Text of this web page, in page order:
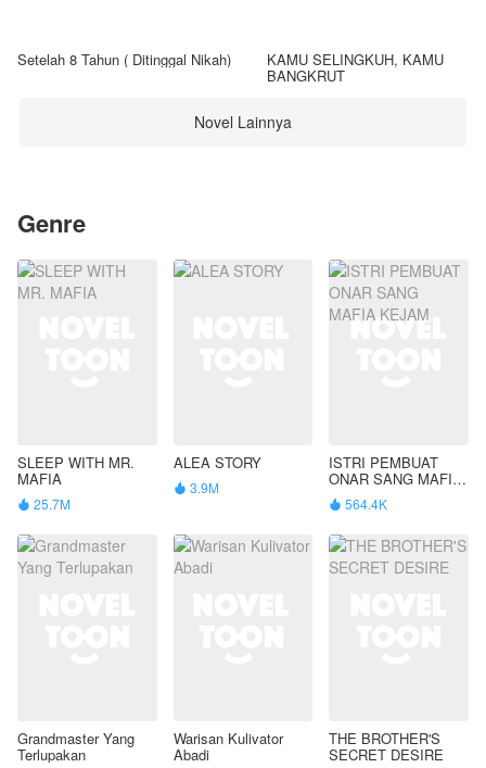
Setelah 8 Tahun ( Ditinggal Nikah) KAMU SELINGKUH, KAMU
BANGKRUT
Novel Lainnya
Genre
SLEEP WITH MR.
MAFIA
 25.7M
ALEA STORY
 3.9M
ISTRI PEMBUAT
ONAR SANG MAFIA
KEJAM
 564.4K
Grandmaster Yang
Terlupakan
Warisan Kulivator
Abadi
THE BROTHER'S
SECRET DESIRE